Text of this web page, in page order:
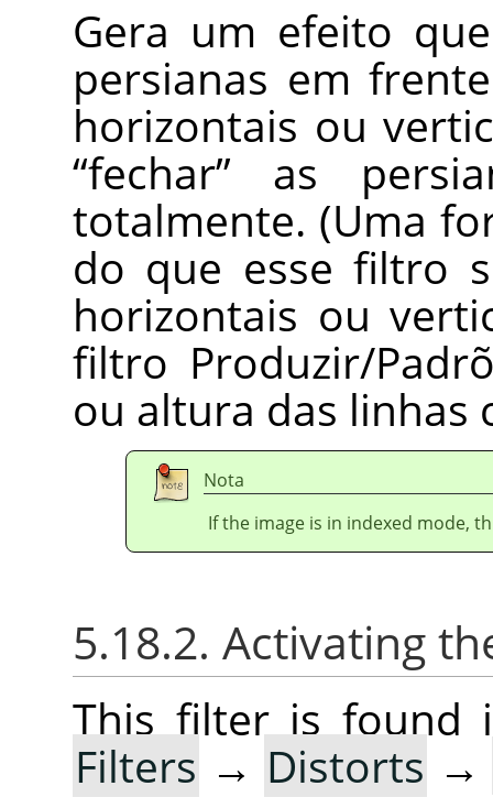
Gera um efeito
persianas em
horizontais ou
“fechar” as
totalmente. (Uma
do que esse filtro
horizontais ou
filtro Produzir/
ou altura das linhas
Nota
If the image is in indexed mode,
5.18.2. Activating
This filter is found
Filters → Distorts →